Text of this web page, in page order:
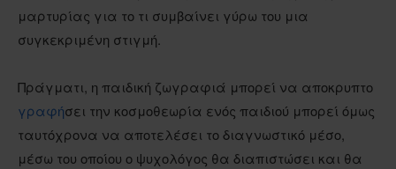
μαρτυρίας για το τι συμβαίνει γύρω του μια
συγκεκριμένη στιγμή.
Πράγματι, η παιδική ζωγραφιά μπορεί να αποκρυπτο
γραφήσει την κοσμοθεωρία ενός παιδιού μπορεί όμως
ταυτόχρονα να αποτελέσει το διαγνωστικό μέσο,
μέσω του οποίου ο ψυχολόγος θα διαπιστώσει και θα